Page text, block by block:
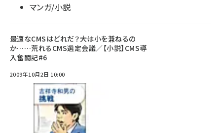
マンガ/小説
最適なCMSはどれだ？――大は小を兼ねるの
か……荒れるCMS選定会議／【小説】CMS導
入奮闘記#6
2009年10月2日 10:00